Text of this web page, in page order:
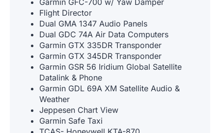
Garmin GFC-700 w/ Yaw Damper
Flight Director
Dual GMA 1347 Audio Panels
Dual GDC 74A Air Data Computers
Garmin GTX 335DR Transponder
Garmin GTX 345DR Transponder
Garmin GSR 56 Iridium Global Satellite
Datalink & Phone
Garmin GDL 69A XM Satellite Audio &
Weather
Jeppesen Chart View
Garmin Safe Taxi